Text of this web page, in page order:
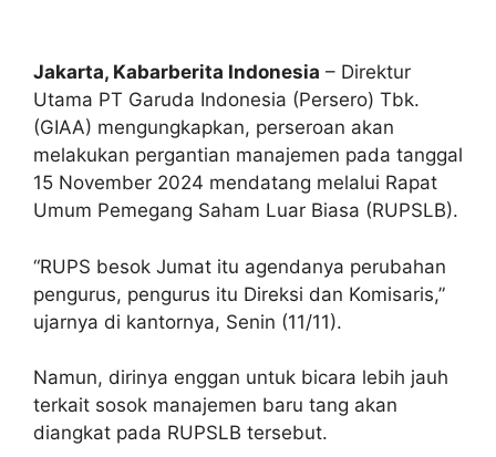
Jakarta, Kabarberita Indonesia – Direktur
Utama PT Garuda Indonesia (Persero) Tbk.
(GIAA) mengungkapkan, perseroan akan
melakukan pergantian manajemen pada tanggal
15 November 2024 mendatang melalui Rapat
Umum Pemegang Saham Luar Biasa (RUPSLB).
“RUPS besok Jumat itu agendanya perubahan
pengurus, pengurus itu Direksi dan Komisaris,”
ujarnya di kantornya, Senin (11/11).
Namun, dirinya enggan untuk bicara lebih jauh
terkait sosok manajemen baru tang akan
diangkat pada RUPSLB tersebut.